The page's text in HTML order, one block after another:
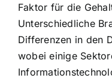
Faktor für die
Unterschiedliche
Differenzen in den
wobei einige